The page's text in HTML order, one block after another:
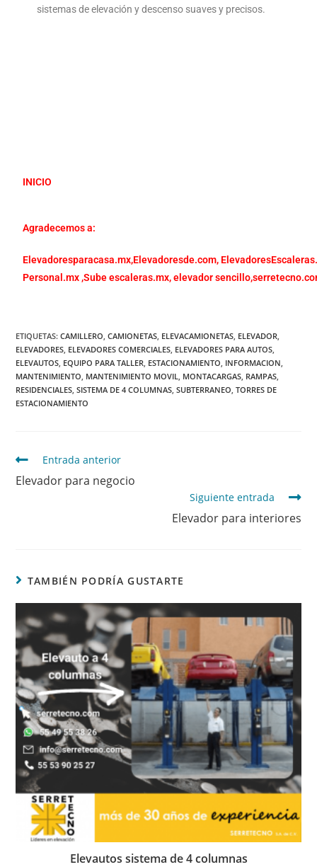
sistemas de elevación y descenso suaves y precisos.
INICIO
Agradecemos a:
Elevadoresparacasa.mx,Elevadoresde.com,
Personal.mx ,Sube escaleras.mx,elevador sencillo,
ETIQUETAS:CAMILLERO, CAMIONETAS, ELEVACAMIONETAS, ELEVADOR,
ELEVADORES, ELEVADORES COMERCIALES, ELEVADORES PARA AUTOS,
ELEVAUTOS, EQUIPO PARA TALLER, ESTACIONAMIENTO, INFORMACION,
MANTENIMIENTO, MANTENIMIENTO MOVIL, MONTACARGAS, RAMPAS,
RESIDENCIALES, SISTEMA DE 4 COLUMNAS, SUBTERRANEO, TORRES DE
ESTACIONAMIENTO
Entrada anterior
Elevador para negocio
Siguiente entrada
Elevador para interiores
TAMBIÉN PODRÍA GUSTARTE
Elevautos sistema de 4 columnas